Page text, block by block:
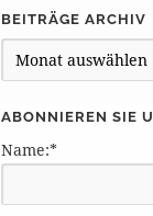
BEITRÄGE ARCHIV
e
r
ABONNIEREN SIE
Name:*